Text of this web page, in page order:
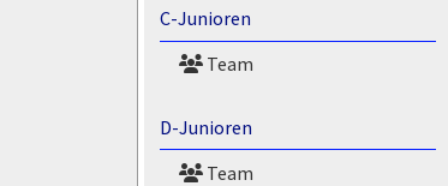
C-Junioren
Team
D-Junioren
Team